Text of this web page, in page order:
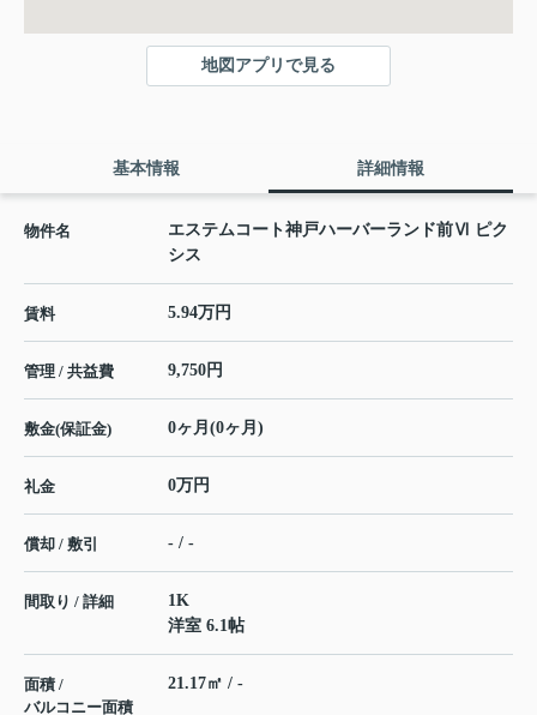
地図アプリで見る
基本情報 詳細情報
物件名
エステムコート神戸ハーバーランド前Ⅵ ピク
シス
賃料 5.94万円
管理 / 共益費 9,750円
敷金(保証金) 0ヶ月(0ヶ月)
礼金 0万円
償却 / 敷引 - / -
間取り / 詳細
1K
洋室 6.1帖
面積 /
バルコニー面積
21.17㎡ / -